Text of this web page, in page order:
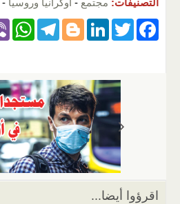
F
k
T
er
Li
e
dI
n
Bl
g
er
T
gr
a
m
s
p
p
اقرؤوا أيضا...